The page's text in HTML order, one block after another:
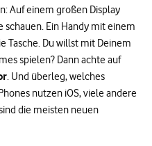
Auf einem großen Display
schauen. Ein Handy mit einem
Tasche. Du willst mit Deinem
spielen? Dann achte auf
. Und überleg, welches
nutzen iOS, viele andere
die meisten neuen